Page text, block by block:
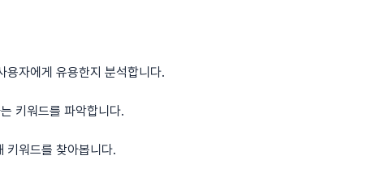
용자에게 유용한지 분석합니다.
키워드를 파악합니다.
키워드를 찾아봅니다.